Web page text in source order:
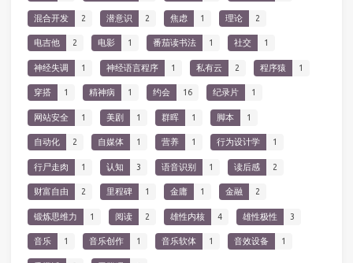
混合开发 2 潜意识 2 焦虑 1 理论 2
电吉他 2 电影 1 番茄读书法 1 社交 1
神经失调 1 神经语言程序 1 私有云 2 程序猿 1
穿搭 1 精神病 1 约会 16 纪录片 1
网站安全 1 美剧 1 群晖 1 脚本 1
自动化 2 自媒体 1 营养 1 行为设计学 1
行尸走肉 1 认知 3 语音识别 1 读后感 2
财富自由 2 里程碑 1 金庸 1 金融 2
锻炼思维力 1 阅读 2 雄性内核 4 雄性极性 3
音乐 1 音乐创作 1 音乐软体 1 音效设备 1